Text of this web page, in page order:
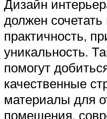
Дизайн
должен
практичность,
уникальность.
помогут
качественные
материалы для
помещения,